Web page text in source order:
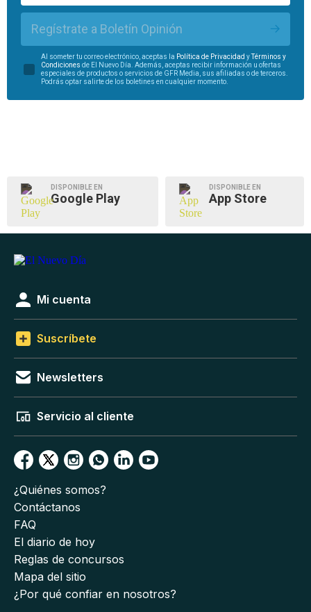
Regístrate a Boletín Opinión
Al someter tu correo electrónico, aceptas la Política de Privacidad yTérminos y
Condiciones de El Nuevo Día. Además, aceptas recibir información u ofertas
especiales de productos o servicios de GFR Media, sus afiliadas o de terceros.
Podrás optar salirte de los boletines en cualquier momento.
DISPONIBLE EN
Google Play
DISPONIBLE EN
App Store
Mi cuenta
Suscríbete
Newsletters
Servicio al cliente
¿Quiénes somos?
Contáctanos
FAQ
El diario de hoy
Reglas de concursos
Mapa del sitio
¿Por qué confiar en nosotros?